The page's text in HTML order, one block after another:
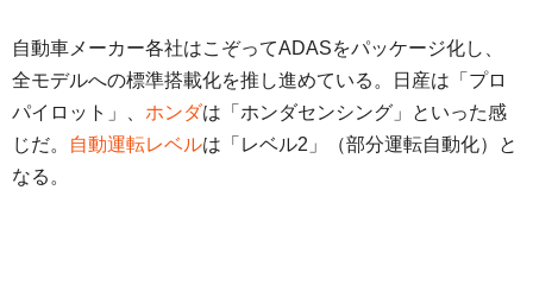
自動車メーカー各社はこぞってADASをパッケージ化し、
全モデルへの標準搭載化を推し進めている。日産は「プロ
パイロット」、 ホンダは「ホンダセンシング」といった感
じだ。
自動運転レベルは「レベル2」（部分運転自動化）と
なる。